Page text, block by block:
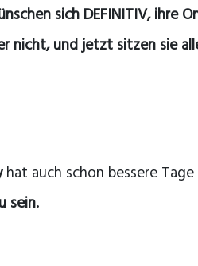
sich DEFINITIV, ihre
nicht, und jetzt sitzen sie
hat auch schon bessere
sein.